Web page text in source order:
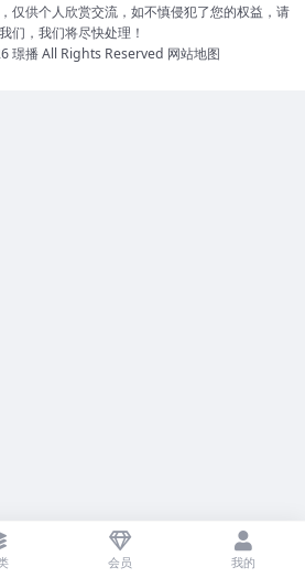
仅供个人欣赏交流，如不慎侵犯了您的权益，请
们，我们将尽快处理！
璟播All Rights Reserved 网站地图
会员 我的